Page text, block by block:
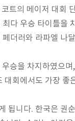
트의 메이저 대회
다 우승 타이틀을
더러와 라파엘 나
승을 차지하였으
회에서도 가장 좋
됩니다. 한국은 권